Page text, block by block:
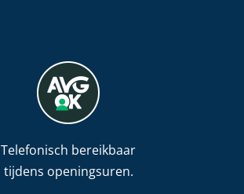
Telefonisch bereikbaar
tijdens openingsuren.